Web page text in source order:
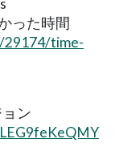
った時間
29174/time-
ン